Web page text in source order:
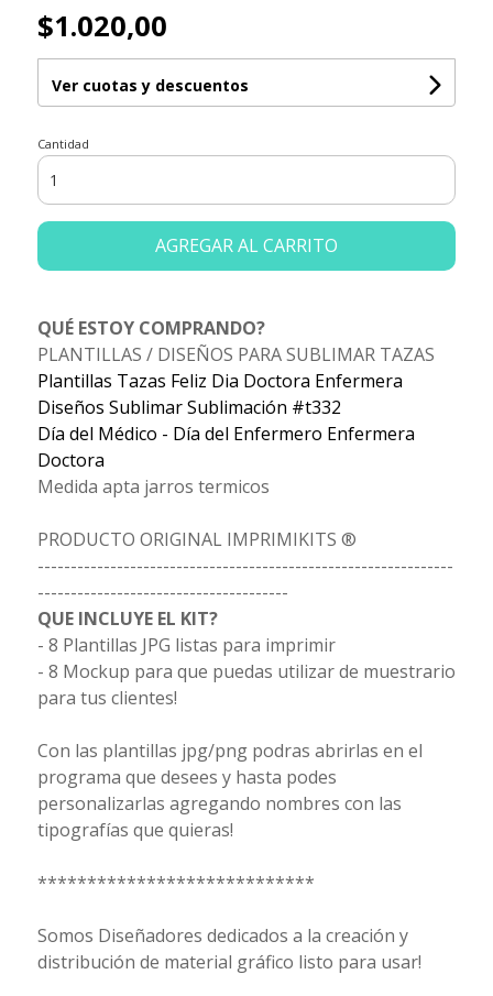
$1.020,00
Ver cuotas y descuentos
Cantidad
AGREGAR AL CARRITO
QUÉ ESTOY COMPRANDO?
PLANTILLAS / DISEÑOS PARA SUBLIMAR TAZAS
Plantillas Tazas Feliz Dia Doctora Enfermera
Diseños Sublimar Sublimación #t332
Día del Médico - Día del Enfermero Enfermera
Doctora
Medida apta jarros termicos
PRODUCTO ORIGINAL IMPRIMIKITS ®
---------------------------------------------------------------
--------------------------------------
QUE INCLUYE EL KIT?
- 8 Plantillas JPG listas para imprimir
- 8 Mockup para que puedas utilizar de muestrario
para tus clientes!
Con las plantillas jpg/png podras abrirlas en el
programa que desees y hasta podes
personalizarlas agregando nombres con las
tipografías que quieras!
****************************
Somos Diseñadores dedicados a la creación y
distribución de material gráfico listo para usar!